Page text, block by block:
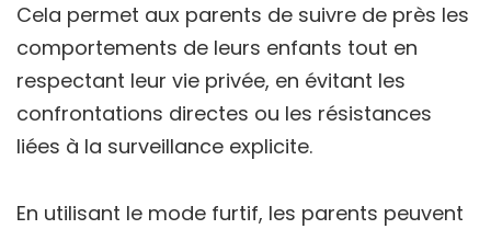
Cela permet aux parents de suivre de près les
comportements de leurs enfants tout en
respectant leur vie privée, en évitant les
confrontations directes ou les résistances
liées à la surveillance explicite.
En utilisant le mode furtif, les parents peuvent